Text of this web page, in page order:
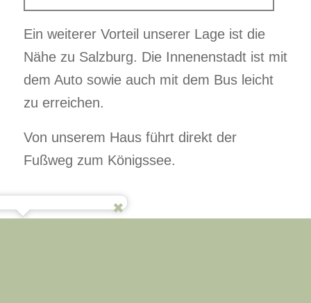
Ein weiterer Vorteil unserer Lage ist die
Nähe zu Salzburg. Die Innenenstadt ist mit
dem Auto sowie auch mit dem Bus leicht
zu erreichen.
Von unserem Haus führt direkt der
Fußweg zum Königssee.